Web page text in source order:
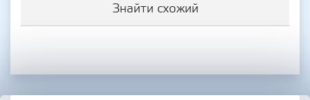
Знайти схожий